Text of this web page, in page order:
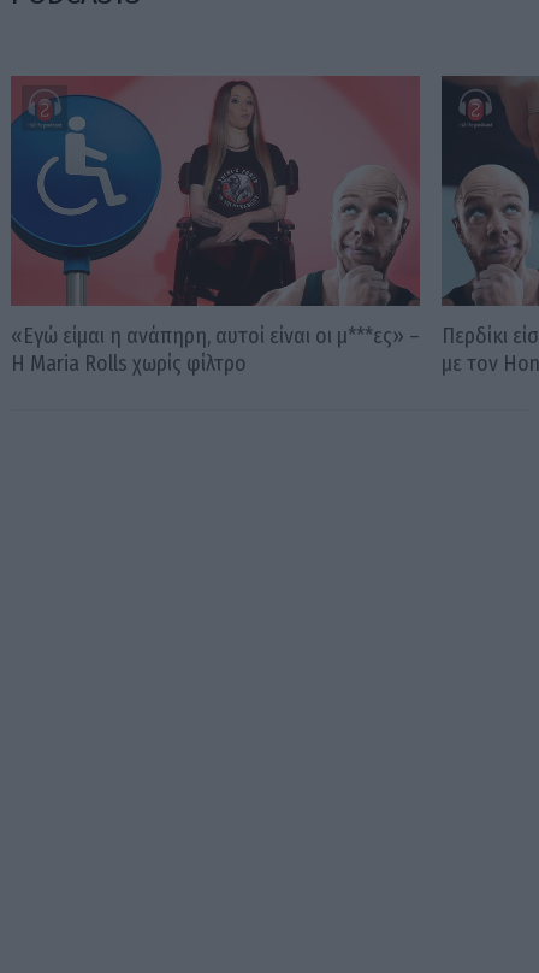
«Εγώ είμαι η ανάπηρη, αυτοί είναι οι μ***ες» –
Η Maria Rolls χωρίς φίλτρο
Περδίκι
με τον